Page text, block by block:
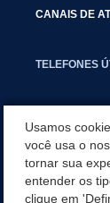
CANAIS DE
TELEFONES
NOTÍCIAS
Usamos
você usa o
tornar sua
entender os
clique em